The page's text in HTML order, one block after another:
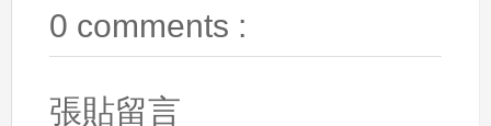
0 comments :
張貼留言